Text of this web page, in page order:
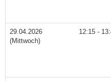
29.04.2026
(Mittwoch)
12:15 -